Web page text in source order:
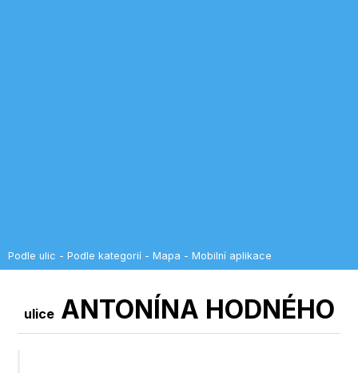
Podle ulic - Podle kategorií - Mapa - Mobilní aplikace
uliceANTONÍNA HODNÉHO